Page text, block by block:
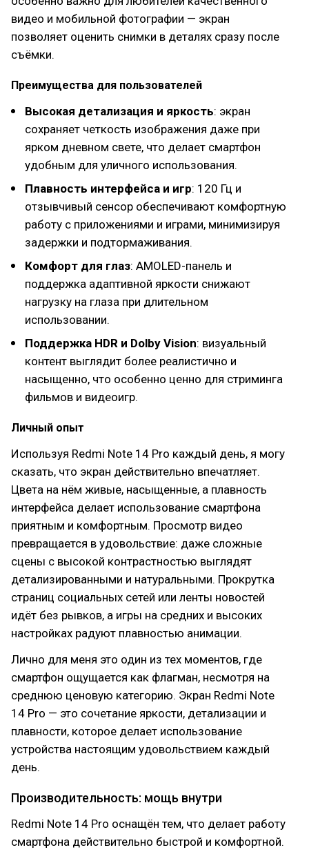
видео и мобильной фотографии — экран
позволяет оценить снимки в деталях сразу после
съёмки.
Преимущества для пользователей
Высокая детализация и яркость: экран
сохраняет четкость изображения даже при
ярком дневном свете, что делает смартфон
удобным для уличного использования.
Плавность интерфейса и игр: 120 Гц и
отзывчивый сенсор обеспечивают комфортную
работу с приложениями и играми, минимизируя
задержки и подтормаживания.
Комфорт для глаз: AMOLED-панель и
поддержка адаптивной яркости снижают
нагрузку на глаза при длительном
использовании.
Поддержка HDR и Dolby Vision: визуальный
контент выглядит более реалистично и
насыщенно, что особенно ценно для стриминга
фильмов и видеоигр.
Личный опыт
Используя Redmi Note 14 Pro каждый день, я могу
сказать, что экран действительно впечатляет.
Цвета на нём живые, насыщенные, а плавность
интерфейса делает использование смартфона
приятным и комфортным. Просмотр видео
превращается в удовольствие: даже сложные
сцены с высокой контрастностью выглядят
детализированными и натуральными. Прокрутка
страниц социальных сетей или ленты новостей
идёт без рывков, а игры на средних и высоких
настройках радуют плавностью анимации.
Лично для меня это один из тех моментов, где
смартфон ощущается как флагман, несмотря на
среднюю ценовую категорию. Экран Redmi Note
14 Pro — это сочетание яркости, детализации и
плавности, которое делает использование
устройства настоящим удовольствием каждый
день.
Производительность: мощь внутри
Redmi Note 14 Pro оснащён тем, что делает работу
смартфона действительно быстрой и комфортной.